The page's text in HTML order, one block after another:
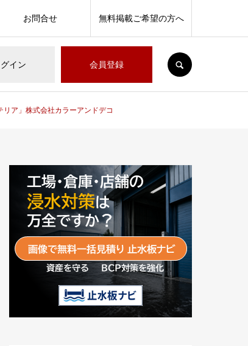
イン 会員登録
お問合せ 無料掲載ご希望の方へ
ア」株式会社カラーアンドデコ